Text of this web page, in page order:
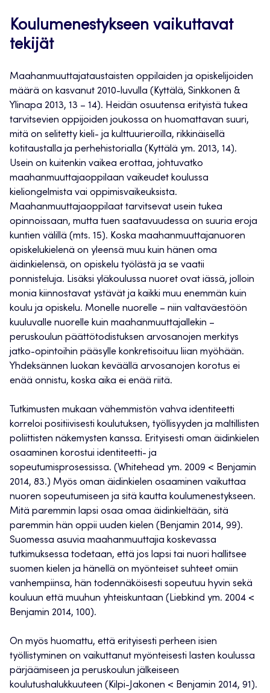
Koulumenestykseen vaikuttavat
tekijät
Maahanmuuttajataustaisten oppilaiden ja opiskelijoiden
määrä on kasvanut 2010-luvulla (Kyttälä, Sinkkonen &
Ylinapa 2013, 13 – 14). Heidän osuutensa erityistä tukea
tarvitsevien oppijoiden joukossa on huomattavan suuri,
mitä on selitetty kieli- ja kulttuurieroilla, rikkinäisellä
kotitaustalla ja perhehistorialla (Kyttälä ym. 2013, 14).
Usein on kuitenkin vaikea erottaa, johtuvatko
maahanmuuttajaoppilaan vaikeudet koulussa
kieliongelmista vai oppimisvaikeuksista.
Maahanmuuttajaoppilaat tarvitsevat usein tukea
opinnoissaan, mutta tuen saatavuudessa on suuria eroja
kuntien välillä (mts. 15). Koska maahanmuuttajanuoren
opiskelukielenä on yleensä muu kuin hänen oma
äidinkielensä, on opiskelu työlästä ja se vaatii
ponnisteluja. Lisäksi yläkoulussa nuoret ovat iässä, jolloin
monia kiinnostavat ystävät ja kaikki muu enemmän kuin
koulu ja opiskelu. Monelle nuorelle – niin valtaväestöön
kuuluvalle nuorelle kuin maahanmuuttajallekin –
peruskoulun päättötodistuksen arvosanojen merkitys
jatko-opintoihin pääsylle konkretisoituu liian myöhään.
Yhdeksännen luokan keväällä arvosanojen korotus ei
enää onnistu, koska aika ei enää riitä.
Tutkimusten mukaan vähemmistön vahva identiteetti
korreloi positiivisesti koulutuksen, työllisyyden ja maltillisten
poliittisten näkemysten kanssa. Erityisesti oman äidinkielen
osaaminen korostui identiteetti- ja
sopeutumisprosessissa. (Whitehead ym. 2009 < Benjamin
2014, 83.) Myös oman äidinkielen osaaminen vaikuttaa
nuoren sopeutumiseen ja sitä kautta koulumenestykseen.
Mitä paremmin lapsi osaa omaa äidinkieltään, sitä
paremmin hän oppii uuden kielen (Benjamin 2014, 99).
Suomessa asuvia maahanmuuttajia koskevassa
tutkimuksessa todetaan, että jos lapsi tai nuori hallitsee
suomen kielen ja hänellä on myönteiset suhteet omiin
vanhempiinsa, hän todennäköisesti sopeutuu hyvin sekä
kouluun että muuhun yhteiskuntaan (Liebkind ym. 2004 <
Benjamin 2014, 100).
On myös huomattu, että erityisesti perheen isien
työllistyminen on vaikuttanut myönteisesti lasten koulussa
pärjäämiseen ja peruskoulun jälkeiseen
koulutushalukkuuteen (Kilpi-Jakonen < Benjamin 2014, 91).